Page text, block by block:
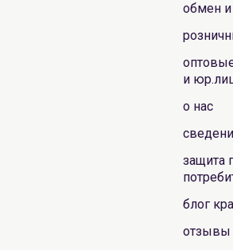
обмен и
и
о нас
защита
блог
отзывы